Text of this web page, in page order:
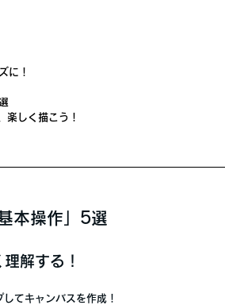
に！
しく描こう！
本操作」5選
解する！
してキャンバスを作成！